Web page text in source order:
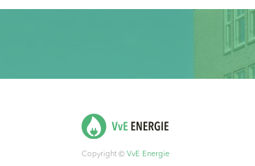
Copyright © VvE Energie